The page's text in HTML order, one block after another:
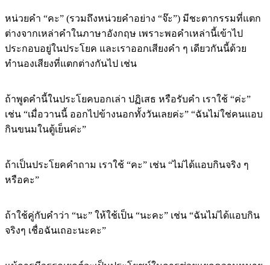
หน่วยคำ “คะ” (รวมถึงหน่วยคำอย่าง “จ๊ะ”) มีชะตากรรมที่แตก
ต่างจากเหล่าคำในภาษาอังกฤษ เพราะพอคำเหล่านี้เข้าไป
ประกอบอยู่ในประโยค และเราออกเสียงคำ ๆ เดียวกันนี้ด้วย
ทำนองเสียงที่แตกต่างกันไป เช่น
ถ้าพูดคำนี้ในประโยคบอกเล่า ปฏิเสธ หรือรับคำ เราใช้ “ค่ะ”
เช่น “เมื่อวานนี้ ออกไปข้างนอกทั้งวันเลยค่ะ” “ฉันไม่ใช่คนแอบ
กินขนมในตู้เย็นค่ะ”
ถ้าเป็นประโยคคำถาม เราใช้ “คะ” เช่น “ไม่ได้แอบกินจริง ๆ
หรือคะ”
ถ้าใช้คู่กับคำว่า “นะ” ให้ใช้เป็น “นะคะ” เช่น “ฉันไม่ได้แอบกิน
จริงๆ เชื่อฉันเถอะนะคะ”